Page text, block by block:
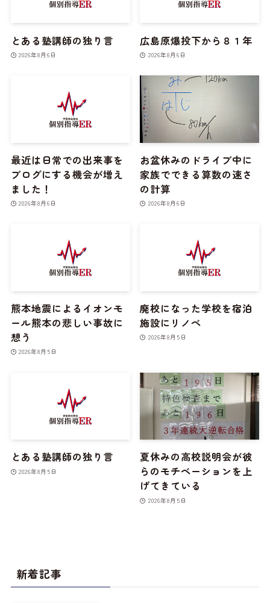
とある塾講師の独り言
2026年8月6日
広島原爆投下から８１年
2026年8月6日
最近は日常での出来事を
ブログにする機会が増え
ました！
2026年8月6日
お盆休みのドライブ中に
家族でできる算数の速さ
の計算
2026年8月6日
熊本地震によるイオンモ
ール熊本の悲しい事故に
想う
2026年8月5日
廃校になった学校を宿泊
施設にリノベ
2026年8月5日
とある塾講師の独り言
2026年8月5日
夏休みの高校説明会が彼
らのモチベーションを上
げてきている
2026年8月5日
新着記事